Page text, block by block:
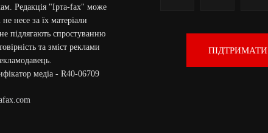
Редакція "Ірта-fax" може
несе за їх матеріали
підлягають спростуванню
та зміст реклами
медіа - R40-06709
ПІДТРИМАТИ